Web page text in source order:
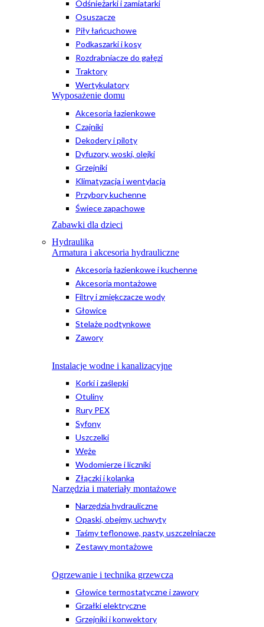
Odśnieżarki i zamiatarki
Osuszacze
Piły łańcuchowe
Podkaszarki i kosy
Rozdrabniacze do gałęzi
Traktory
Wertykulatory
Wyposażenie domu
Akcesoria łazienkowe
Czajniki
Dekodery i piloty
Dyfuzory, woski, olejki
Grzejniki
Klimatyzacja i wentylacja
Przybory kuchenne
Świece zapachowe
Zabawki dla dzieci
Hydraulika
Armatura i akcesoria hydrauliczne
Akcesoria łazienkowe i kuchenne
Akcesoria montażowe
Filtry i zmiękczacze wody
Głowice
Stelaże podtynkowe
Zawory
Instalacje wodne i kanalizacyjne
Korki i zaślepki
Otuliny
Rury PEX
Syfony
Uszczelki
Węże
Wodomierze i liczniki
Złączki i kolanka
Narzędzia i materiały montażowe
Narzędzia hydrauliczne
Opaski, obejmy, uchwyty
Taśmy teflonowe, pasty, uszczelniacze
Zestawy montażowe
Ogrzewanie i technika grzewcza
Głowice termostatyczne i zawory
Grzałki elektryczne
Grzejniki i konwektory